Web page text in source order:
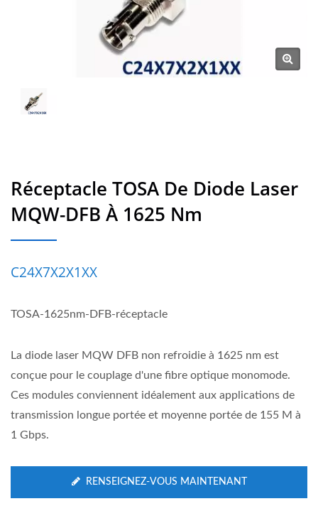
Réceptacle TOSA De Diode Laser
MQW-DFB À 1625 Nm
C24X7X2X1XX
TOSA-1625nm-DFB-réceptacle
La diode laser MQW DFB non refroidie à 1625 nm est
conçue pour le couplage d'une fibre optique monomode.
Ces modules conviennent idéalement aux applications de
transmission longue portée et moyenne portée de 155 M à
1 Gbps.
RENSEIGNEZ-VOUS MAINTENANT